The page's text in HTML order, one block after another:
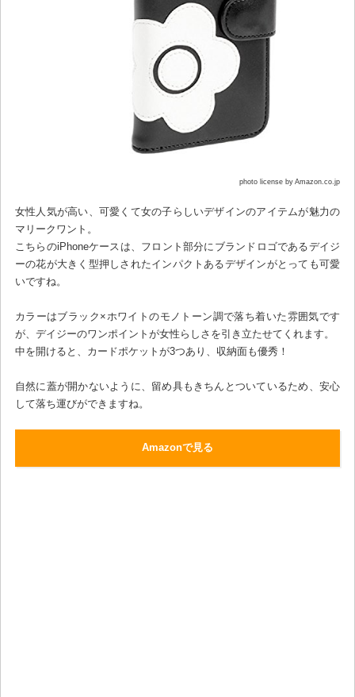
photo license by Amazon.co.jp
女性人気が高い、可愛くて女の子らしいデザインのアイテムが魅力の
マリークワント。
こちらのiPhoneケースは、フロント部分にブランドロゴであるデイジ
ーの花が大きく型押しされたインパクトあるデザインがとっても可愛
いですね。
カラーはブラック×ホワイトのモノトーン調で落ち着いた雰囲気です
が、デイジーのワンポイントが女性らしさを引き立たせてくれます。
中を開けると、カードポケットが3つあり、収納面も優秀！
自然に蓋が開かないように、留め具もきちんとついているため、安心
して落ち運びができますね。
Amazonで見る